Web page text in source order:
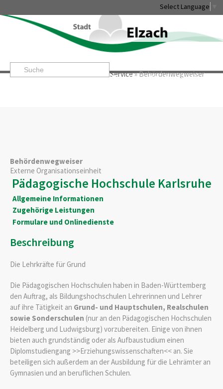
Select Language
Startseite» »Service»Behördenwegweiser
Leben & Erleben Rathaus & Service Stadtentwicklung &
Behördenwegweiser
Externe Organisationseinheit
Pädagogische Hochschule Karlsruhe
Allgemeine Informationen
Zugehörige Leistungen
Formulare und Onlinedienste
Beschreibung
Die Lehrkräfte für Grund
Die Pädagogischen Hochschulen haben in Baden-Württemberg
den Auftrag, als Bildungshochschulen Lehrerinnen und Lehrer
auf ihre Tätigkeit an Grund- und Hauptschulen, Realschulen
sowie Sonderschulen (nur an den Pädagogischen Hochschulen
Heidelberg und Ludwigsburg) vorzubereiten. Einige von ihnen
bieten auch grundständig oder als Aufbaustudium einen
Diplomstudiengang >>Erziehungswissenschaften<< an. Sie
beteiligen sich außerdem an der Ausbildung für die Lehrämter an
Gymnasien und an beruflichen Schulen.